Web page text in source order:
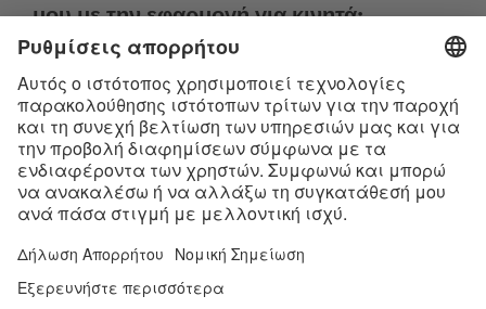
μου με την εφαρμογή για κινητά;
Ξεκίνησε τη συσκευή Satisfyer σε λειτουργία Bluetooth
κρατώντας πατημένο το κύριο κουμπί για 4 δευτερόλεπτα και
άφησέ το μόλις νιώσεις τον διπλό απτικό παλμό. Άνοιξε την
οθόνη «My Satisfyers» στην εφαρμογή Satisfyer Connect
και πάτησε για σύνδεση.
Πώς μπορώ να αποσυνδέσω τη
συσκευή μου Satisfyer;
Άνοιξε την ενότητα «My Satisfyers» και πατήστε το βέλος στη